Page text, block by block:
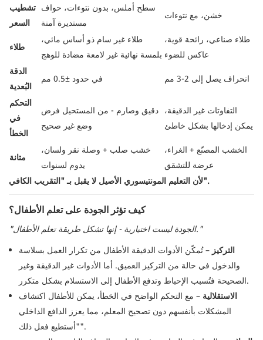
تشطيب
السعر
سطح أملس، بدون نتوءات، حواف
مستديرة آمنة
خشن، مع نتوءات
طلاء
طلاء غير سام ذو أساس مائي،
بلمسة نهائية غير لامعة مضادة للوهج
طلاء صناعي، رائحة قوية،
عاكس للضوء
الدقة
البُعدية
في حدود ±0.5 مم انحراف يصل إلى 2-3 مم
التحكم
في
الخطأ
دقيق وصارم - من المستحيل فرض
وضع غير صحيح
التفاوتات غير الدقيقة،
يمكن إدخالها بشكل خاطئ
متانة
خشب صلب + وصلة نقر ولسان،
يدوم لسنوات
الخشب المصنّع + الغراء،
عرضة للتشقق
لأن التعليم المونتيسوري الأصيل لا يقبل بـ "التقريب الكافي".
كيف تؤثر الجودة على تعلم الأطفال؟
"الجودة ليست اختيارية - إنها تشكل طريقة تعلم الأطفال."
التركيز – تُمكّن الأدوات الدقيقة الأطفال من تكرار العمل بسلاسة
والدخول في حالة من التركيز العميق. أما الأدوات غير الدقيقة وغير
الصحيحة فتُسبب الإحباط وتدفع الأطفال إلى الاستسلام بشكل متكرر.
الاستقلالية – مع التحكم الواضح في الخطأ، يمكن للأطفال اكتشاف
المشكلات بأنفسهم دون تصحيح المعلم، مما يعزز الدافع الداخلي
"أستطيع فعل ذلك".